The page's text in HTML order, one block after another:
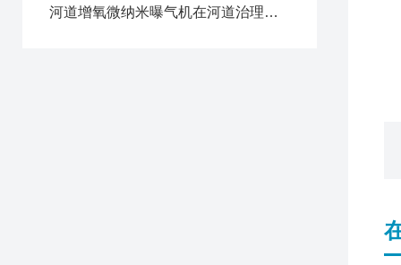
河道增氧微纳米曝气机在河道治理中的作用解说